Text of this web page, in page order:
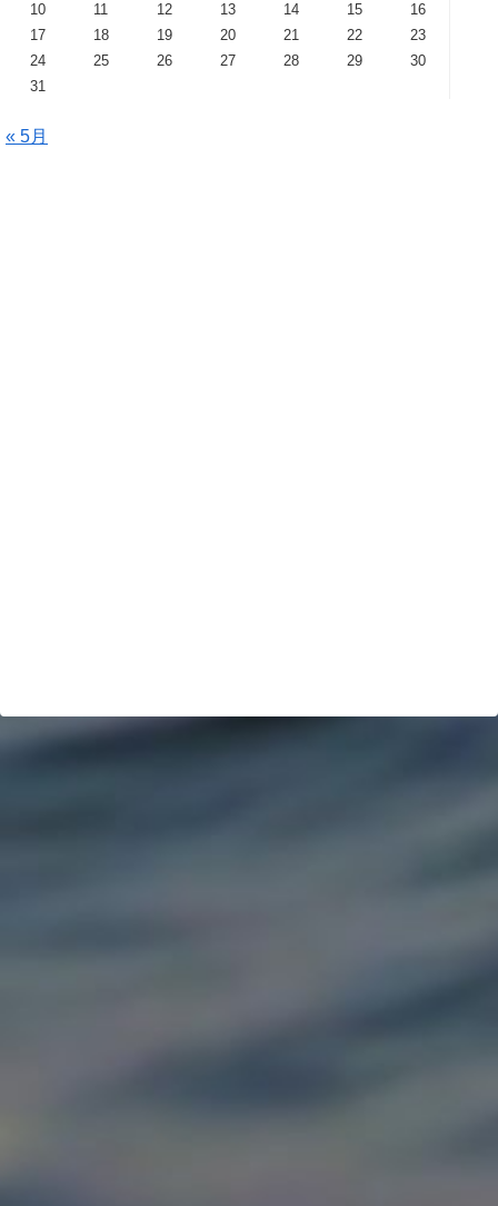
10
11 12 13 14 15
16
17
18 19 20 21 22
23
24
25 26 27 28 29
30
31
« 5月